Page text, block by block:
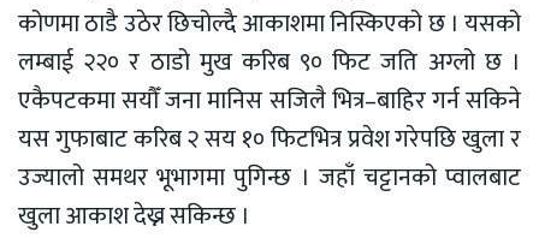
कोणमा ठाडै उठेर छिचोल्दै आकाशमा निस्किएको छ । यसको
लम्बाई २२० र ठाडो मुख करिब ९० फिट जति अग्लो छ ।
एकैपटकमा सयौँ जना मानिस सजिलै भित्र–बाहिर गर्न सकिने
यस गुफाबाट करिब २ सय १० फिटभित्र प्रवेश गरेपछि खुला र
उज्यालो समथर भूभागमा पुगिन्छ । जहाँ चट्टानको प्वालबाट
खुला आकाश देख्न सकिन्छ ।